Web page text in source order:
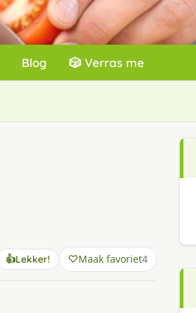
Blog 🎲 Verras me
👍Lekker! Maak favoriet4